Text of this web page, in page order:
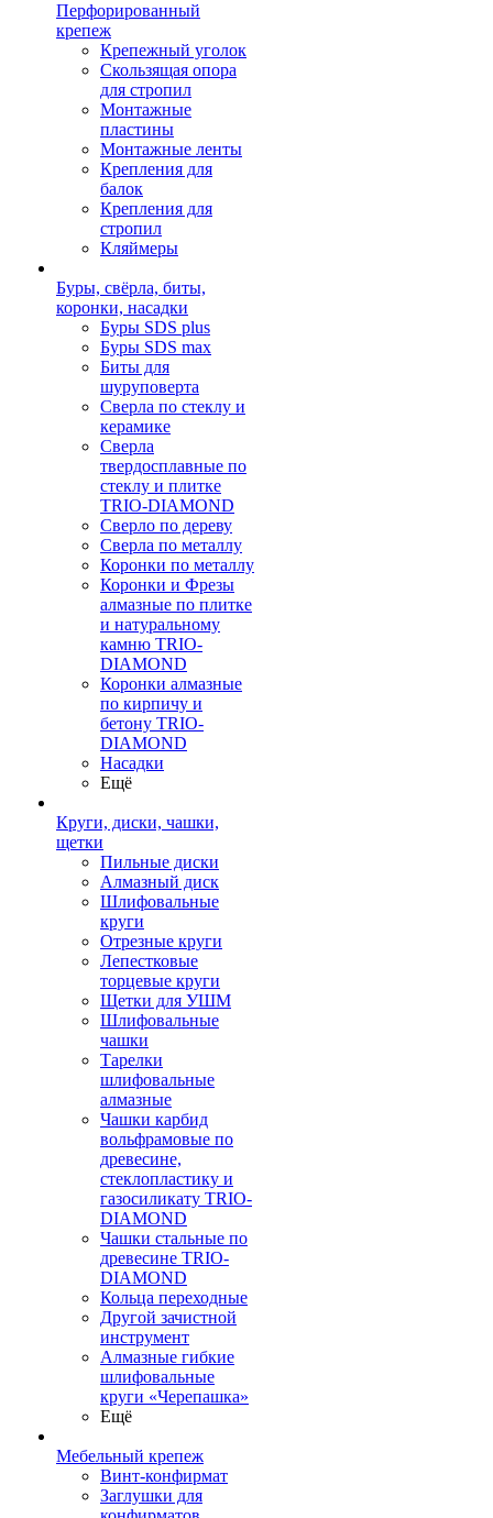
Перфорированный
крепеж
Крепежный уголок
Скользящая опора
для стропил
Монтажные
пластины
Монтажные ленты
Крепления для
балок
Крепления для
стропил
Кляймеры
Буры, свёрла, биты,
коронки, насадки
Буры SDS plus
Буры SDS max
Биты для
шуруповерта
Сверла по стеклу и
керамике
Сверла
твердосплавные по
стеклу и плитке
TRIO-DIAMOND
Сверло по дереву
Сверла по металлу
Коронки по металлу
Коронки и Фрезы
алмазные по плитке
и натуральному
камню TRIO-
DIAMOND
Коронки алмазные
по кирпичу и
бетону TRIO-
DIAMOND
Насадки
Ещё
Круги, диски, чашки,
щетки
Пильные диски
Алмазный диск
Шлифовальные
круги
Отрезные круги
Лепестковые
торцевые круги
Щетки для УШМ
Шлифовальные
чашки
Тарелки
шлифовальные
алмазные
Чашки карбид
вольфрамовые по
древесине,
стеклопластику и
газосиликату TRIO-
DIAMOND
Чашки стальные по
древесине TRIO-
DIAMOND
Кольца переходные
Другой зачистной
инструмент
Алмазные гибкие
шлифовальные
круги «Черепашка»
Ещё
Мебельный крепеж
Винт-конфирмат
Заглушки для